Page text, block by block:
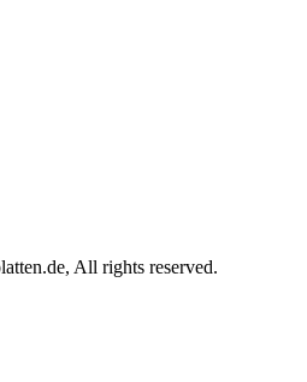
All rights reserved.